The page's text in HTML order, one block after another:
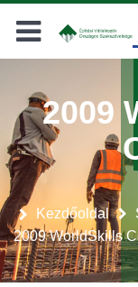
Keresés
Kezdőoldal
2009 WorldSkills
2009